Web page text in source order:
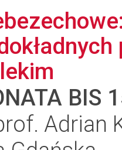
BIS
Adrian